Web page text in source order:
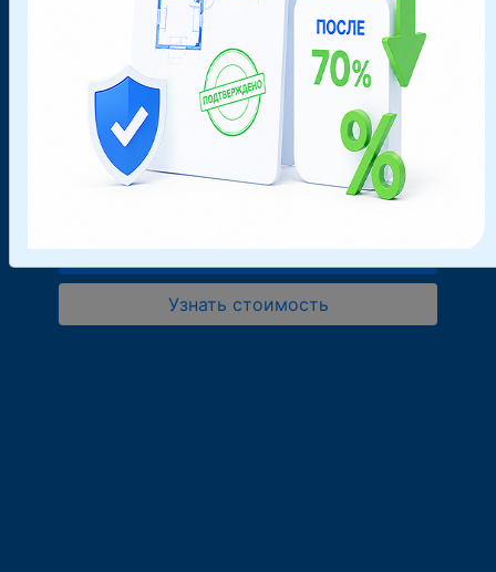
области
Удобно, быстро, рядом с Вами. Оформляйте
документы не выходя из дома.
Получите результат работ в кратчайшие сроки
Заказать звонок
Узнать стоимость